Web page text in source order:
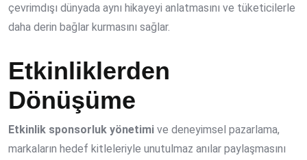
çevrimdışı dünyada aynı hikayeyi anlatmasını ve tüketicilerle
daha derin bağlar kurmasını sağlar.
Etkinliklerden
Dönüşüme
Etkinlik sponsorluk yönetimi ve deneyimsel pazarlama,
markaların hedef kitleleriyle unutulmaz anılar paylaşmasını